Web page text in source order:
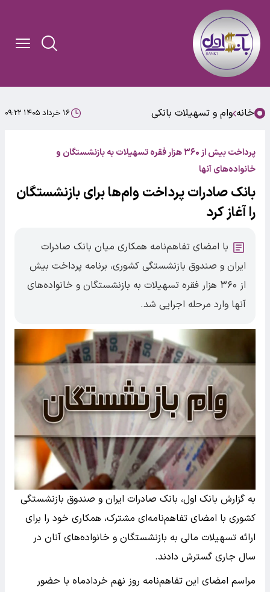
خانه وام و تسهیلات بانکی ۱۶ خرداد ۱۴۰۵ ۰۹:۲۲
پرداخت بیش از ۳۶۰ هزار فقره تسهیلات به بازنشستگان و
خانواده‌های آنها
بانک صادرات پرداخت وام‌ها برای بازنشستگان
را آغاز کرد
با امضای تفاهم‌نامه همکاری میان بانک صادرات
ایران و صندوق بازنشستگی کشوری، برنامه پرداخت بیش
از ۳۶۰ هزار فقره تسهیلات به بازنشستگان و خانواده‌های
آنها وارد مرحله اجرایی شد.
به گزارش بانک اول، بانک صادرات ایران و صندوق بازنشستگی
کشوری با امضای تفاهم‌نامه‌ای مشترک، همکاری خود را برای
ارائه تسهیلات مالی به بازنشستگان و خانواده‌های آنان در
سال جاری گسترش دادند.
مراسم امضای این تفاهم‌نامه روز نهم خردادماه با حضور